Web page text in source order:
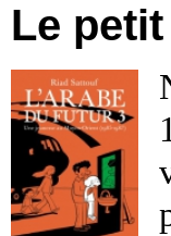
Le